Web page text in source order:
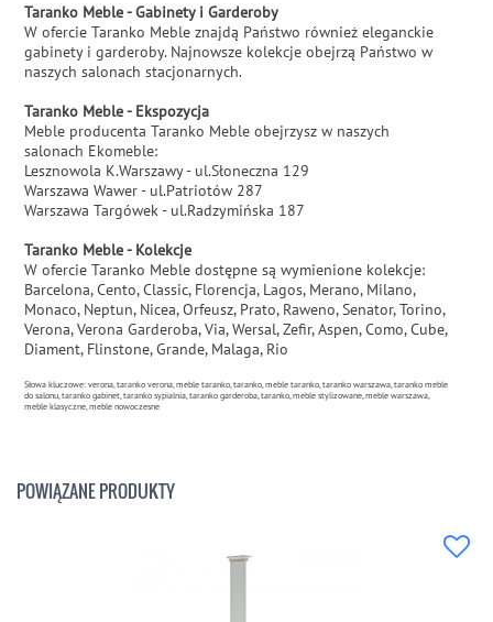
Taranko Meble - Gabinety i Garderoby
W ofercie Taranko Meble znajdą Państwo również eleganckie
gabinety i garderoby. Najnowsze kolekcje obejrzą Państwo w
naszych salonach stacjonarnych.
Taranko Meble - Ekspozycja
Meble producenta Taranko Meble obejrzysz w naszych
salonach Ekomeble:
Lesznowola K.Warszawy - ul.Słoneczna 129
Warszawa Wawer - ul.Patriotów 287
Warszawa Targówek - ul.Radzymińska 187
Taranko Meble - Kolekcje
W ofercie Taranko Meble dostępne są wymienione kolekcje:
Barcelona, Cento, Classic, Florencja, Lagos, Merano, Milano,
Monaco, Neptun, Nicea, Orfeusz, Prato, Raweno, Senator, Torino,
Verona, Verona Garderoba, Via, Wersal, Zefir, Aspen, Como, Cube,
Diament, Flinstone, Grande, Malaga, Rio
Słowa kluczowe: verona, taranko verona, meble taranko, taranko, meble taranko, taranko warszawa, taranko meble
do salonu, taranko gabinet, taranko sypialnia, taranko garderoba, taranko, meble stylizowane, meble warszawa,
meble klasyczne, meble nowoczesne
POWIĄZANE PRODUKTY